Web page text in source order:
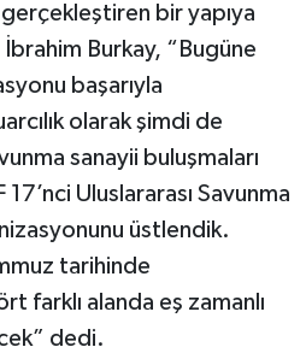
bir yapıya
Burkay, “Bugüne
başarıyla
olarak şimdi de
sanayii buluşmaları
17’nci Uluslararası Savunma
üstlendik.
tarihinde
farklı alanda eş zamanlı
dedi.